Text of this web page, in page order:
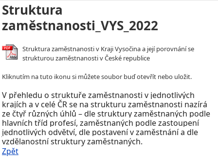
Struktura
zaměstnanosti_VYS_2022
Struktura zaměstnanosti v Kraji Vysočina a její porovnání se
strukturou zaměstnanosti v České republice
Kliknutím na tuto ikonu si můžete soubor buď otevřít nebo uložit.
V přehledu o struktuře zaměstnanosti v jednotlivých
krajích a v celé ČR se na strukturu zaměstnanosti nazírá
ze čtyř různých úhlů – dle struktury zaměstnaných podle
hlavních tříd profesí, zaměstnaných podle zastoupení
jednotlivých odvětví, dle postavení vzaměstnání a dle
vzdělanostní struktury zaměstnaných.
Zpět